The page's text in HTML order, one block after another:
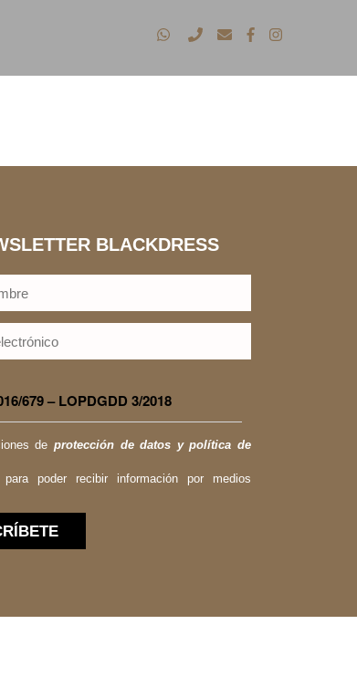
BLACKDRESS
679 – LOPDGDD 3/2018
deprotección de datos y política de
poder recibir información por medios